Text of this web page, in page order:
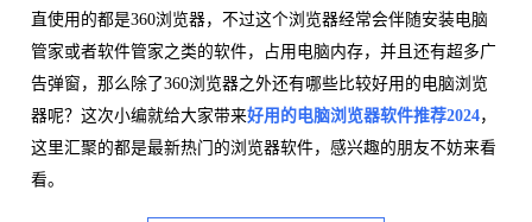
直使用的都是360浏览器，不过这个浏览器经常会伴随安装电脑
管家或者软件管家之类的软件，占用电脑内存，并且还有超多广
告弹窗，那么除了360浏览器之外还有哪些比较好用的电脑浏览
器呢？这次小编就给大家带来好用的电脑浏览器软件推荐2024，
这里汇聚的都是最新热门的浏览器软件，感兴趣的朋友不妨来看
看。